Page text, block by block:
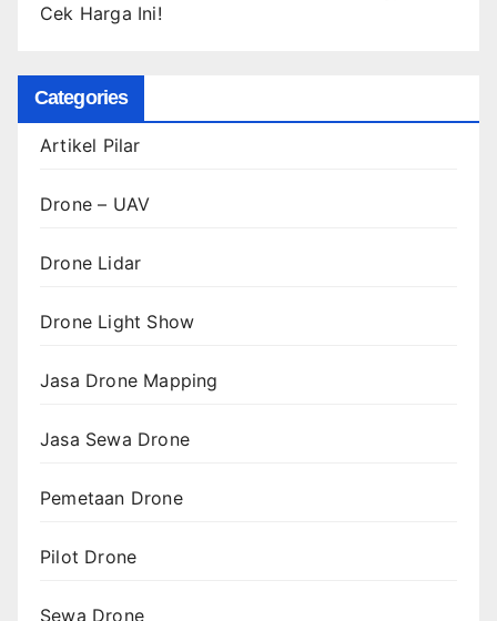
Cek Harga Ini!
Categories
Artikel Pilar
Drone – UAV
Drone Lidar
Drone Light Show
Jasa Drone Mapping
Jasa Sewa Drone
Pemetaan Drone
Pilot Drone
Sewa Drone